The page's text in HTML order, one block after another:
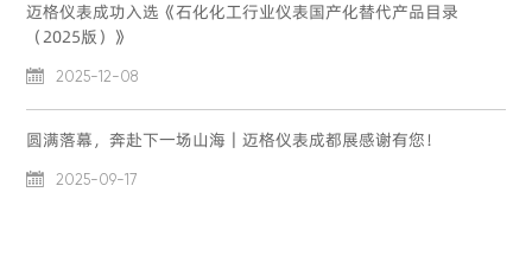
迈格仪表成功入选《石化化工行业仪表国产化替代产品目录
（2025版）》
 2025-12-08
圆满落幕，奔赴下一场山海｜迈格仪表成都展感谢有您！
 2025-09-17